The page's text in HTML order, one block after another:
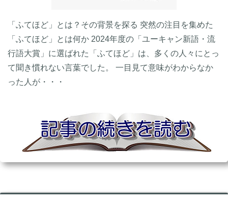
「ふてほど」とは？その背景を探る 突然の注目を集めた
「ふてほど」とは何か 2024年度の「ユーキャン新語・流
行語大賞」に選ばれた「ふてほど」は、多くの人々にとっ
て聞き慣れない言葉でした。 一目見て意味がわからなか
った人が・・・